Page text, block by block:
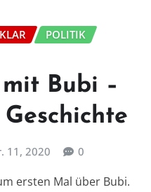
POLITIK
Bubi –
11, 2020 0
ersten Mal über Bubi.